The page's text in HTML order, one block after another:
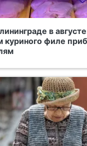
в
куриного филе